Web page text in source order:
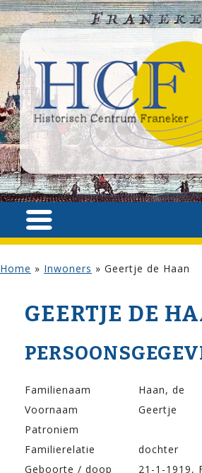
Home » Inwoners » Geertje de Haan
GEERTJE DE
Familienaam
Haan, de
Voornaam
Geertje
Patroniem
Familierelatie
dochter
Geboorte / doop
21-1-1919,